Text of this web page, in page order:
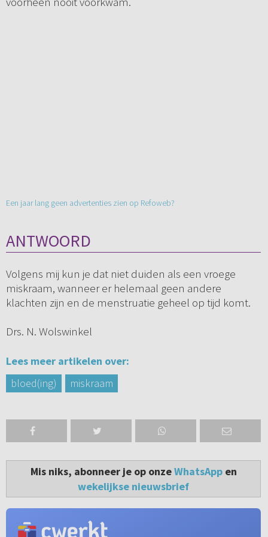
Een jaar lang geen advertenties zien op Refoweb?
ANTWOORD
Volgens mij kun je dat niet duiden als een vroege
miskraam, wanneer er helemaal geen andere
klachten zijn en de menstruatie geheel op tijd komt.
Drs. N. Wolswinkel
Lees meer artikelen over:
bloed(ing)
miskraam
Mis niks, abonneer je op onzeWhatsAppen
wekelijkse nieuwsbrief